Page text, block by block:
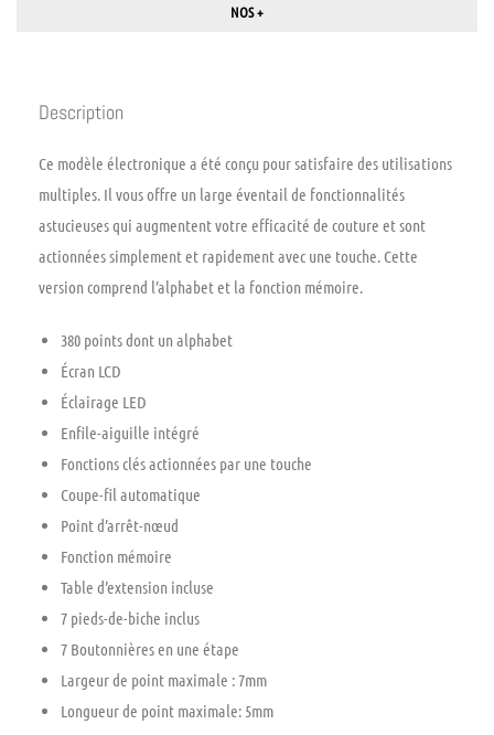
NOS +
Description
Ce modèle électronique a été conçu pour satisfaire des utilisations
multiples. Il vous offre un large éventail de fonctionnalités
astucieuses qui augmentent votre efficacité de couture et sont
actionnées simplement et rapidement avec une touche. Cette
version comprend l’alphabet et la fonction mémoire.
380 points dont un alphabet
Écran LCD
Éclairage LED
Enfile-aiguille intégré
Fonctions clés actionnées par une touche
Coupe-fil automatique
Point d’arrêt-nœud
Fonction mémoire
Table d’extension incluse
7 pieds-de-biche inclus
7 Boutonnières en une étape
Largeur de point maximale : 7mm
Longueur de point maximale: 5mm